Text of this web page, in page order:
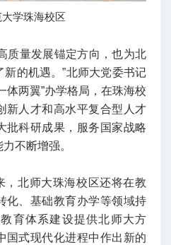
学珠海校区
质量发展锚定方向，也为北
的机遇。”北师大党委书记
体两翼”办学格局，在珠海校
新人才和高水平复合型人才
批科研成果，服务国家战略
不断增强。
，北师大珠海校区还将在教
化、基础教育办学等领域持
育体系建设提供北师大方
国式现代化进程中作出新的